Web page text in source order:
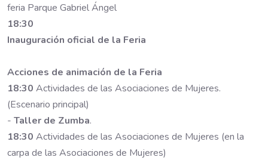
feria Parque Gabriel Ángel
18:30
Inauguración oficial de la Feria
Acciones de animación de la Feria
18:30 Actividades de las Asociaciones de Mujeres.
(Escenario principal)
- Taller de Zumba.
18:30 Actividades de las Asociaciones de Mujeres (en la
carpa de las Asociaciones de Mujeres)